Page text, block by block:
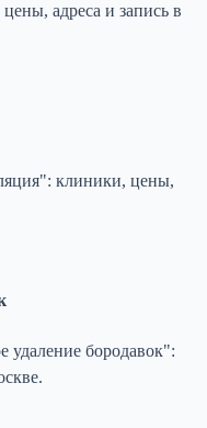
адреса и запись в
клиники, цены,
удаление бородавок":